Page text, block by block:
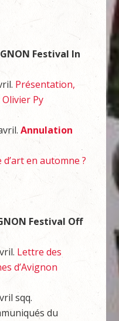
Festival In
Présentation,
Py
Annulation
en automne ?
Festival Off
Lettre des
d’Avignon
sqq.
du